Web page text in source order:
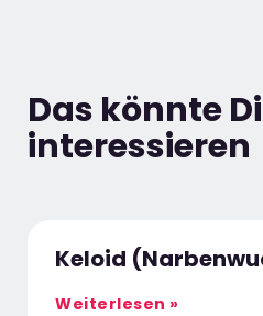
Das könnte
interessieren
Keloid
Weiterlesen »